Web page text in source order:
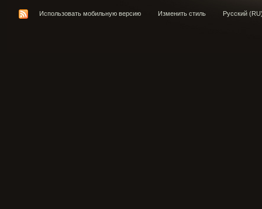
Использовать мобильную версию Изменить стиль Русский